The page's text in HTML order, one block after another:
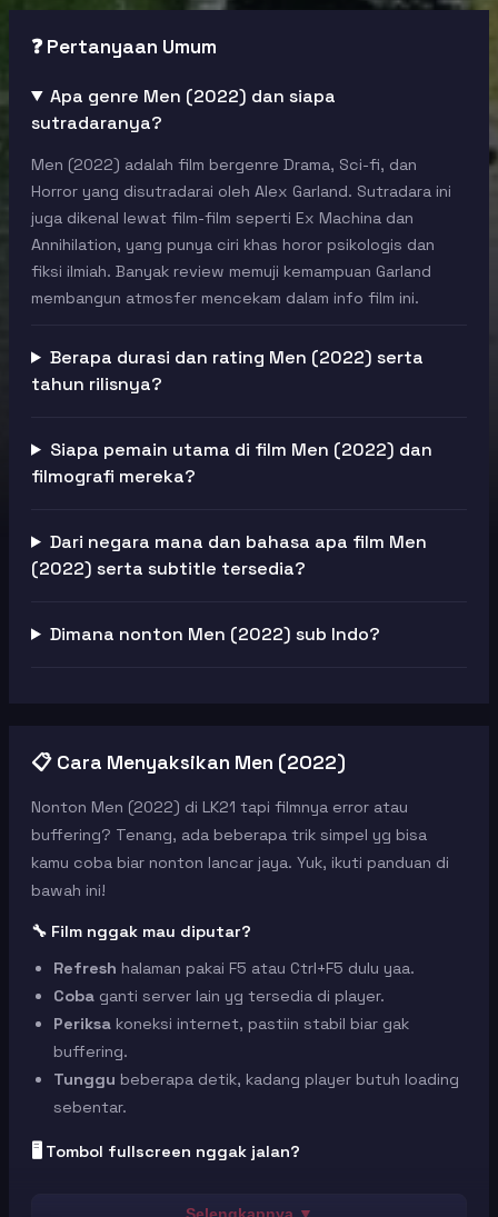
❓ Pertanyaan Umum
Apa genre Men (2022) dan siapa
sutradaranya?
Men (2022) adalah film bergenre Drama, Sci-fi, dan
Horror yang disutradarai oleh Alex Garland. Sutradara ini
juga dikenal lewat film-film seperti Ex Machina dan
Annihilation, yang punya ciri khas horor psikologis dan
fiksi ilmiah. Banyak review memuji kemampuan Garland
membangun atmosfer mencekam dalam info film ini.
Berapa durasi dan rating Men (2022) serta
tahun rilisnya?
Siapa pemain utama di film Men (2022) dan
filmografi mereka?
Dari negara mana dan bahasa apa film Men
(2022) serta subtitle tersedia?
Dimana nonton Men (2022) sub Indo?
📋 Cara Menyaksikan Men (2022)
Nonton Men (2022) di LK21 tapi filmnya error atau
buffering? Tenang, ada beberapa trik simpel yg bisa
kamu coba biar nonton lancar jaya. Yuk, ikuti panduan di
bawah ini!
🔧 Film nggak mau diputar?
Refresh halaman pakai F5 atau Ctrl+F5 dulu yaa.
Coba ganti server lain yg tersedia di player.
Periksa koneksi internet, pastiin stabil biar gak
buffering.
Tunggu beberapa detik, kadang player butuh loading
sebentar.
🖥️ Tombol fullscreen nggak jalan?